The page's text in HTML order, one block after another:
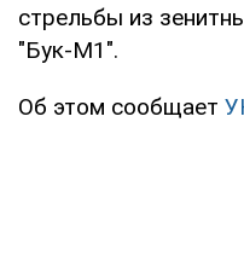
стрельбы из
"Бук-М1".
Об этом сообщает